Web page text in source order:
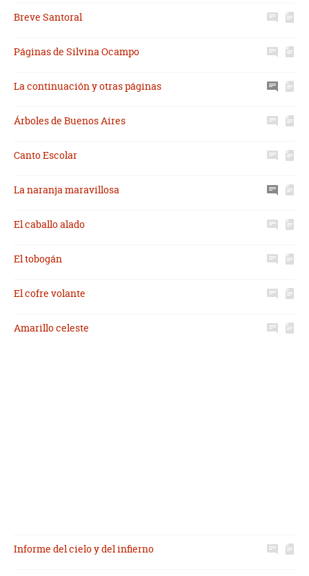
Breve Santoral
Páginas de Silvina Ocampo
La continuación y otras páginas
Árboles de Buenos Aires
Canto Escolar
La naranja maravillosa
El caballo alado
El tobogán
El cofre volante
Amarillo celeste
Informe del cielo y del infierno